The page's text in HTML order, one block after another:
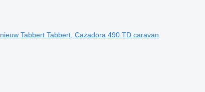
nieuw Tabbert Tabbert, Cazadora 490 TD caravan